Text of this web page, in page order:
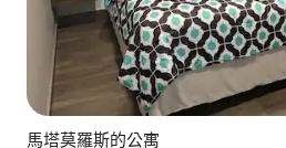
馬塔莫羅斯的公寓